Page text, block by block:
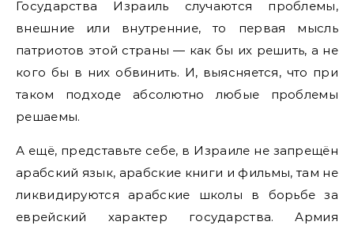
Государства Израиль случаются проблемы,
внешние или внутренние, то первая мысль
патриотов этой страны — как бы их решить, а не
кого бы в них обвинить. И, выясняется, что при
таком подходе абсолютно любые проблемы
решаемы.
А ещё, представьте себе, в Израиле не запрещён
арабский язык, арабские книги и фильмы, там не
ликвидируются арабские школы в борьбе за
еврейский характер государства. Армия